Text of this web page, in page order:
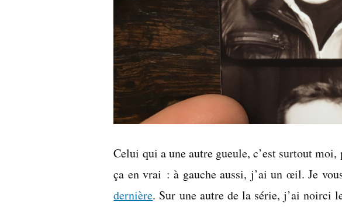
Celui qui a une autre gueule, c’est surtout moi,
ça en vrai : à gauche aussi, j’ai un œil. Je
dernière. Sur une autre de la série, j’ai noirci